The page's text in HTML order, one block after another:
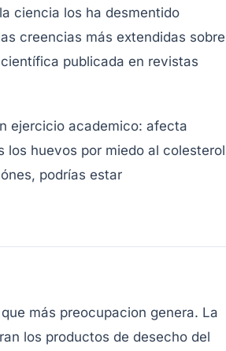
ciencia los ha desmentido
creencias más extendidas sobre
publicada en revistas
ejercicio academico: afecta
huevos por miedo al colesterol
podrías estar
más preocupacion genera. La
los productos de desecho del